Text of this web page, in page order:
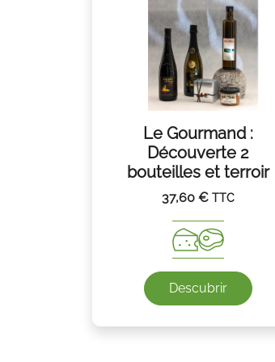
Le Gourmand :
Découverte 2
bouteilles et terroir
37,60 € TTC
Descubrir